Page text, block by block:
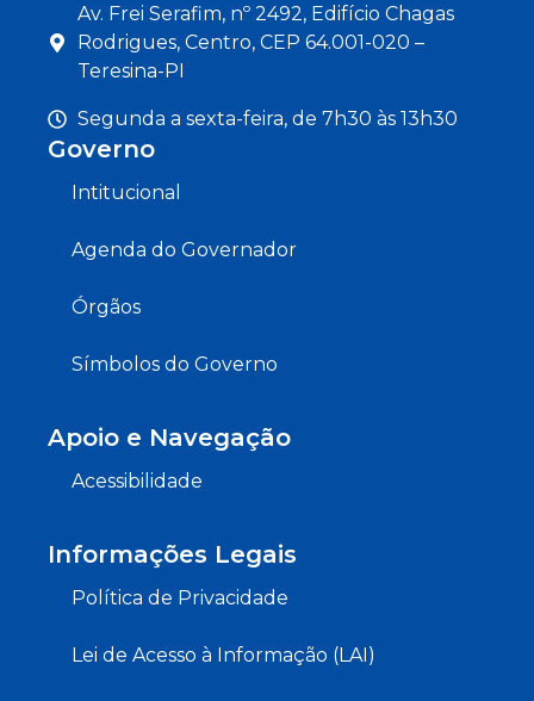
Av. Frei Serafim, nº 2492, Edifício Chagas
Rodrigues, Centro, CEP 64.001-020 –
Teresina-PI
Segunda a sexta-feira, de 7h30 às 13h30
Governo
Intitucional
Agenda do Governador
Órgãos
Símbolos do Governo
Apoio e Navegação
Acessibilidade
Informações Legais
Política de Privacidade
Lei de Acesso à Informação (LAI)